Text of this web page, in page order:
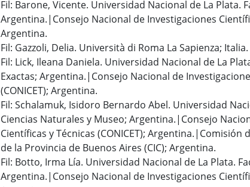
Fil: Barone, Vicente. Universidad Nacional de La Plata.
Argentina.|Consejo Nacional de Investigaciones
Argentina.
Fil: Gazzoli, Delia. Università di Roma La Sapienza; Italia.
Fil: Lick, Ileana Daniela. Universidad Nacional de La
Exactas; Argentina.|Consejo Nacional de
(CONICET); Argentina.
Fil: Schalamuk, Isidoro Bernardo Abel. Universidad
Ciencias Naturales y Museo; Argentina.|Consejo
Científicas y Técnicas (CONICET); Argentina.|Comisión
de la Provincia de Buenos Aires (CIC); Argentina.
Fil: Botto, Irma Lía. Universidad Nacional de La Plata.
Argentina.|Consejo Nacional de Investigaciones